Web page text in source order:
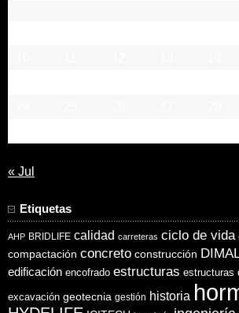
« Jul
Etiquetas
AHP BRIDLIFE calidad carreteras ciclo de vida
compactación concreto construcción
edificación encofrado estructuras estructuras
excavación geotecnia gestión historia